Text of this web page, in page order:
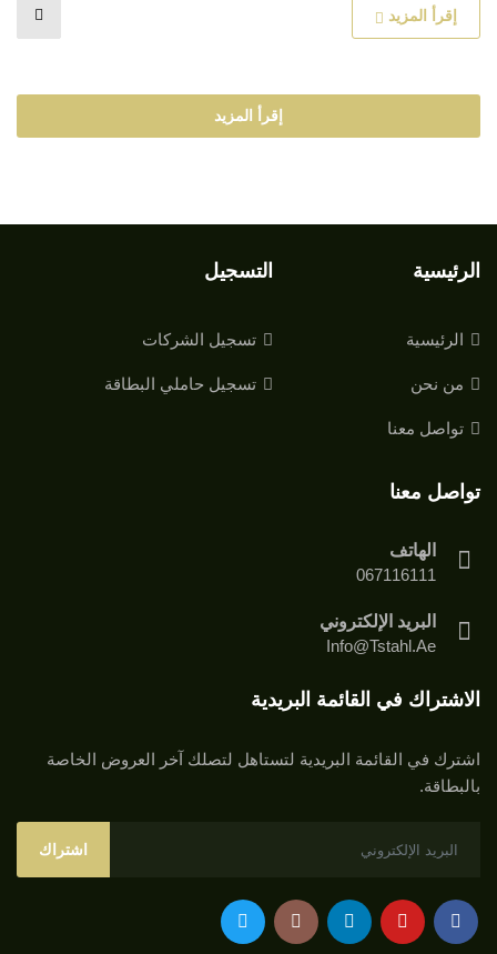
إقرأ المزيد
إقرأ المزيد
الرئيسية
الرئيسية
من نحن
تواصل معنا
التسجيل
تسجيل الشركات
تسجيل حاملي البطاقة
تواصل معنا
الهاتف
067116111
البريد الإلكتروني
Info@tstahl.ae
الاشتراك في القائمة البريدية
اشترك في القائمة البريدية لتستاهل لتصلك آخر العروض الخاصة
بالبطاقة.
اشتراك